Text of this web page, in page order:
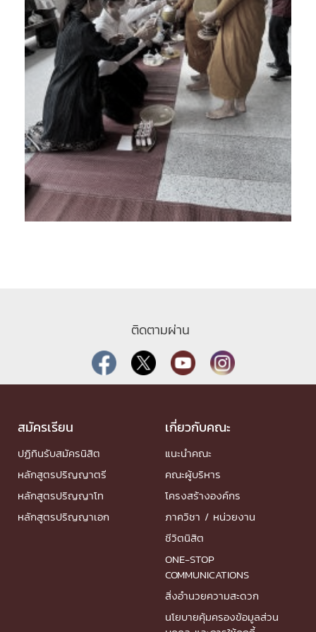
ติดตามผ่าน
สมัครเรียน
ปฏิทินรับสมัครนิสิต
หลักสูตรปริญญาตรี
หลักสูตรปริญญาโท
หลักสูตรปริญญาเอก
เกี่ยวกับคณะ
แนะนำคณะ
คณะผู้บริหาร
โครงสร้างองค์กร
ภาควิชา / หน่วยงาน
ชีวิตนิสิต
ONE-STOP
COMMUNICATIONS
สิ่งอำนวยความสะดวก
นโยบายคุ้มครองข้อมูลส่วน